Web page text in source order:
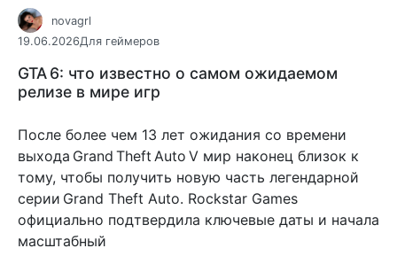
novagrl
19.06.2026Для геймеров
GTA 6: что известно о самом ожидаемом
релизе в мире игр
После более чем 13 лет ожидания со времени
выхода Grand Theft Auto V мир наконец близок к
тому, чтобы получить новую часть легендарной
серии Grand Theft Auto. Rockstar Games
официально подтвердила ключевые даты и начала
масштабный